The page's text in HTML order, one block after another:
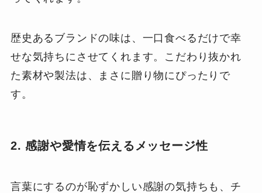
歴史あるブランドの味は、一口食べるだけで幸
せな気持ちにさせてくれます。こだわり抜かれ
た素材や製法は、まさに贈り物にぴったりで
す。
2. 感謝や愛情を伝えるメッセージ性
言葉にするのが恥ずかしい感謝の気持ちも、チ